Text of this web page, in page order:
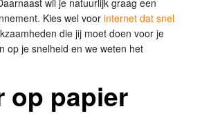
wil je natuurlijk graag een
Kies wel voor internet dat snel
die jij moet doen voor je
op je snelheid en we weten het
op papier